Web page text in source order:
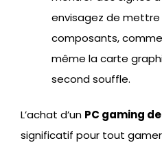
envisagez de
composants, comme
même la carte
second souffle.
L’achat d’un PC gaming
significatif pour tout